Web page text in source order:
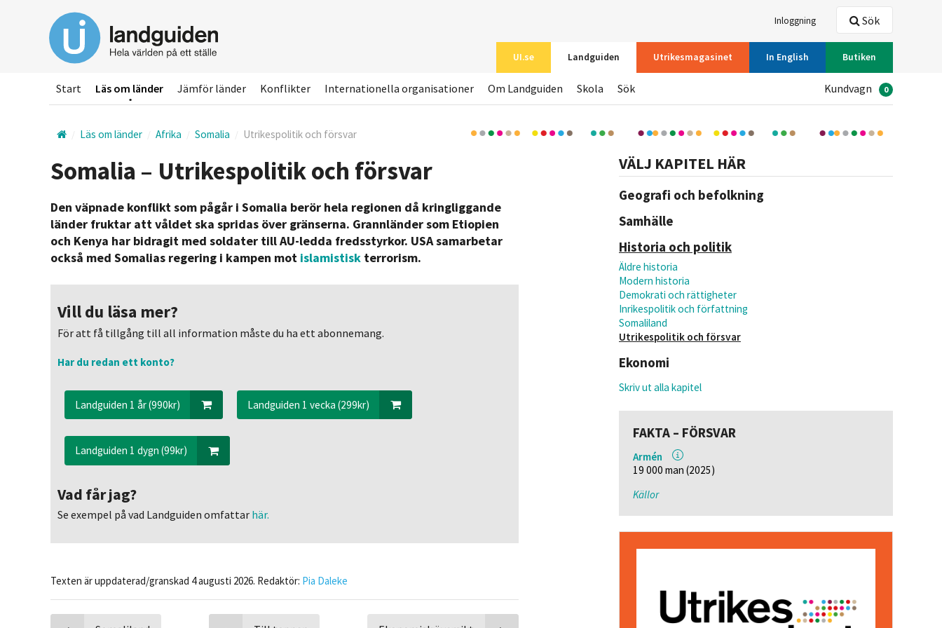
huvudinnehållet
Inloggning
UI.se Landguiden Utrikesmagasinet In English Butiken
Sök
Start Läs om länder Jämför länder Konflikter Internationella organisationer Om Landguiden Skola Sök Kundvagn 0
Läs om länder Afrika Somalia Utrikespolitik och försvar
VÄLJ KAPITEL HÄR
Geografi och befolkning
Samhälle
Historia och politik
Äldre historia
Modern historia
Demokrati och rättigheter
Inrikespolitik och författning
Somaliland
Utrikespolitik och försvar
Ekonomi
Skriv ut alla kapitel
FAKTA – FÖRSVAR
Armén
19 000 man (2025)
Källor
Somalia – Utrikespolitik och försvar
Den väpnade konflikt som pågår i Somalia berör hela regionen då kringliggande
länder fruktar att våldet ska spridas över gränserna. Grannländer som Etiopien
och Kenya har bidragit med soldater till AU-ledda fredsstyrkor. USA samarbetar
också med Somalias regering i kampen mot islamistisk terrorism.
Vill du läsa mer?
För att få tillgång till all information måste du ha ett abonnemang.
Har du redan ett konto?
Landguiden 1 år (990kr) Landguiden 1 vecka (299kr)
Landguiden 1 dygn (99kr)
Vad får jag?
Se exempel på vad Landguiden omfattar här.
Texten är uppdaterad/granskad 4 augusti 2026. Redaktör: Pia Daleke